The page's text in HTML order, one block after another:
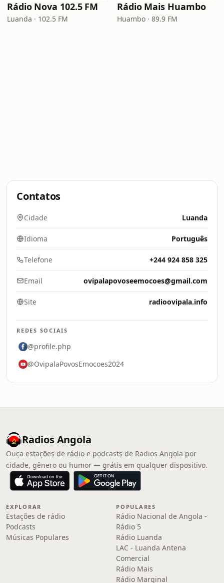
Rádio Nova 102.5 FM
Luanda · 102.5 FM
Rádio Mais Huambo
Huambo · 89.9 FM
Contatos
Cidade Luanda
Idioma Português
Telefone +244 924 858 325
Email ovipalapovoseemocoes@gmail.com
Site radioovipala.info
REDES SOCIAIS
@profile.php
@OvipalaPovosEmocoes2024
Radios Angola
Ouça estações de rádio e podcasts de Radios Angola por
cidade, gênero ou humor — grátis em qualquer dispositivo.
EXPLORAR
Estações de rádio
Podcasts
Músicas Populares
POPULARES
Rádio Nacional de Angola -
Rádio 5
Rádio Luanda
LAC - Luanda Antena
Comercial
Rádio Mais
Rádio Marginal